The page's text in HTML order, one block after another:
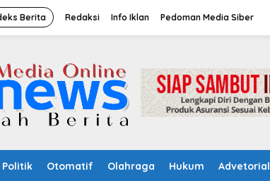
Berita Redaksi Info Iklan Pedoman Media Siber
Politik Otomatif Olahraga Hukum Advetorial